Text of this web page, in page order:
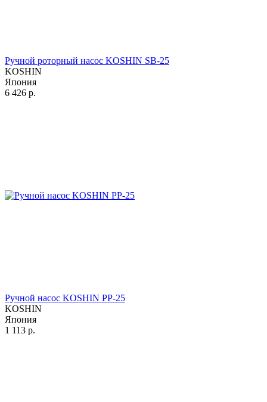
Ручной роторный насос KOSHIN SB-25
KOSHIN
Япония
6 426 р.
Ручной насос KOSHIN PP-25
KOSHIN
Япония
1 113 р.